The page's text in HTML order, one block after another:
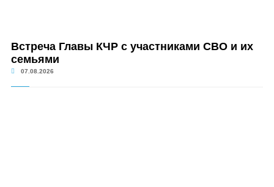
Встреча Главы КЧР с участниками СВО и их
семьями
07.08.2026